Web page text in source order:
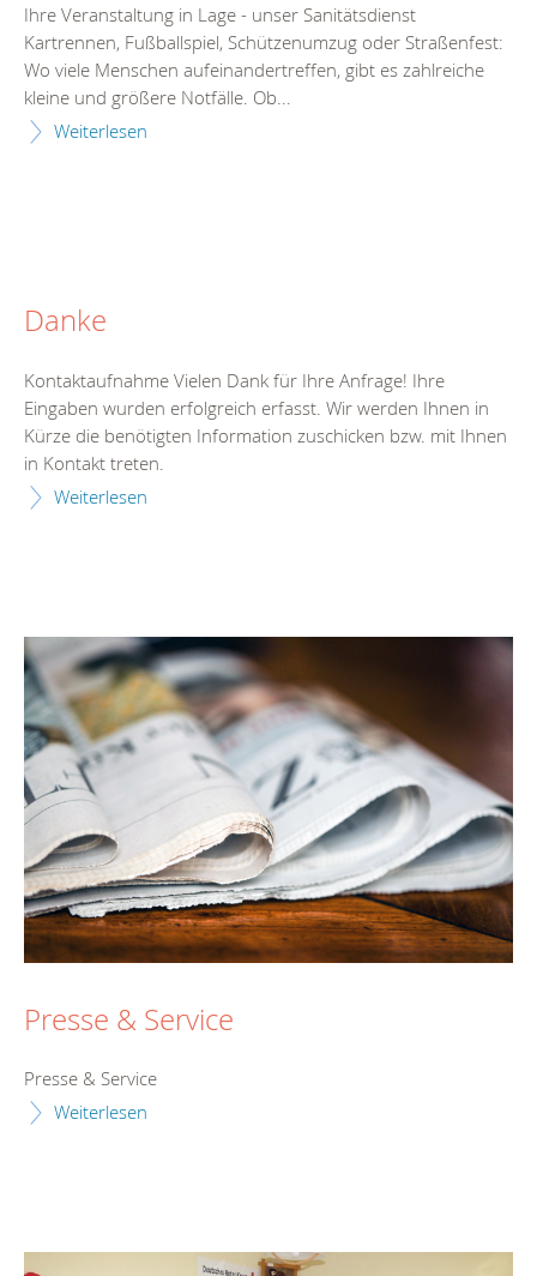
Ihre Veranstaltung in Lage - unser Sanitätsdienst
Kartrennen, Fußballspiel, Schützenumzug oder Straßenfest:
Wo viele Menschen aufeinandertreffen, gibt es zahlreiche
kleine und größere Notfälle. Ob...
Weiterlesen
Danke
Kontaktaufnahme Vielen Dank für Ihre Anfrage! Ihre
Eingaben wurden erfolgreich erfasst. Wir werden Ihnen in
Kürze die benötigten Information zuschicken bzw. mit Ihnen
in Kontakt treten.
Weiterlesen
Presse & Service
Presse & Service
Weiterlesen